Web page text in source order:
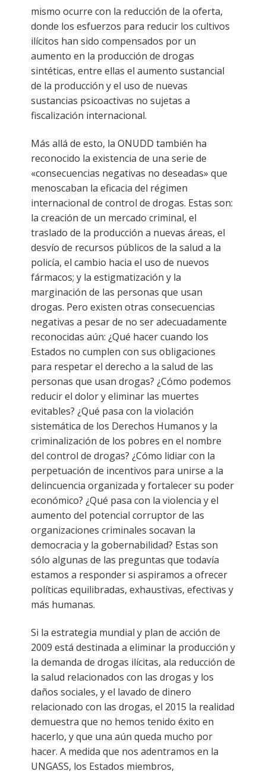
mismo ocurre con la reducción de la oferta,
donde los esfuerzos para reducir los cultivos
ilícitos han sido compensados ​​por un
aumento en la producción de drogas
sintéticas, entre ellas el aumento sustancial
de la producción y el uso de nuevas
sustancias psicoactivas no sujetas a
fiscalización internacional.
Más allá de esto, la ONUDD también ha
reconocido la existencia de una serie de
«consecuencias negativas no deseadas» que
menoscaban la eficacia del régimen
internacional de control de drogas. Estas son:
la creación de un mercado criminal, el
traslado de la producción a nuevas áreas, el
desvío de recursos públicos de la salud a la
policía, el cambio hacia el uso de nuevos
fármacos; y la estigmatización y la
marginación de las personas que usan
drogas. Pero existen otras consecuencias
negativas a pesar de no ser adecuadamente
reconocidas aún: ¿Qué hacer cuando los
Estados no cumplen con sus obligaciones
para respetar el derecho a la salud de las
personas que usan drogas? ¿Cómo podemos
reducir el dolor y eliminar las muertes
evitables? ¿Qué pasa con la violación
sistemática de los Derechos Humanos y la
criminalización de los pobres en el nombre
del control de drogas? ¿Cómo lidiar con la
perpetuación de incentivos para unirse a la
delincuencia organizada y fortalecer su poder
económico? ¿Qué pasa con la violencia y el
aumento del potencial corruptor de las
organizaciones criminales socavan la
democracia y la gobernabilidad? Estas son
sólo algunas de las preguntas que todavía
estamos a responder si aspiramos a ofrecer
políticas equilibradas, exhaustivas, efectivas y
más humanas.
Si la estrategia mundial y plan de acción de
2009 está destinada a eliminar la producción y
la demanda de drogas ilícitas, ala reducción de
la salud relacionados con las drogas y los
daños sociales, y el lavado de dinero
relacionado con las drogas, el 2015 la realidad
demuestra que no hemos tenido éxito en
hacerlo, y que una aún queda mucho por
hacer. A medida que nos adentramos en la
UNGASS, los Estados miembros,